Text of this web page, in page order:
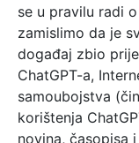
se u pravilu radi
zamislimo da je
događaj zbio
ChatGPT-a,
samoubojstva
korištenja
novina, časopisa